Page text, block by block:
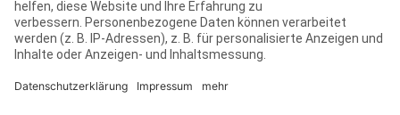
Impressum
Datenschutz
Einwilligungseinstellungen